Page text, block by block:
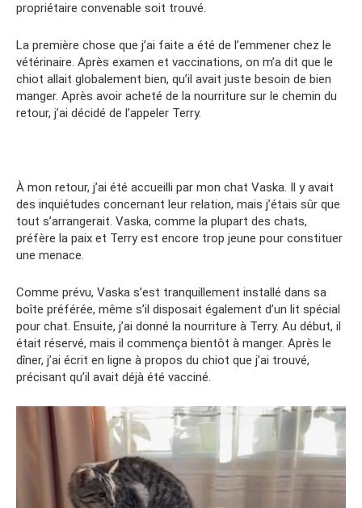
propriétaire convenable soit trouvé.
La première chose que j’ai faite a été de l’emmener chez le
vétérinaire. Après examen et vaccinations, on m’a dit que le
chiot allait globalement bien, qu’il avait juste besoin de bien
manger. Après avoir acheté de la nourriture sur le chemin du
retour, j’ai décidé de l’appeler Terry.
À mon retour, j’ai été accueilli par mon chat Vaska. Il y avait
des inquiétudes concernant leur relation, mais j’étais sûr que
tout s’arrangerait. Vaska, comme la plupart des chats,
préfère la paix et Terry est encore trop jeune pour constituer
une menace.
Comme prévu, Vaska s’est tranquillement installé dans sa
boîte préférée, même s’il disposait également d’un lit spécial
pour chat. Ensuite, j’ai donné la nourriture à Terry. Au début, il
était réservé, mais il commença bientôt à manger. Après le
dîner, j’ai écrit en ligne à propos du chiot que j’ai trouvé,
précisant qu’il avait déjà été vacciné.